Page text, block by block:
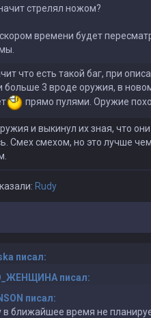
стрелял ножом?
скором времени будет
что есть такой баг, при
больше 3 вроде оружия, в
прямо пулями. Оружие
и выкинул их зная, что
Смех смехом, но это лучше
Rudy
писал:
писал:
писал:
в ближайшее время не